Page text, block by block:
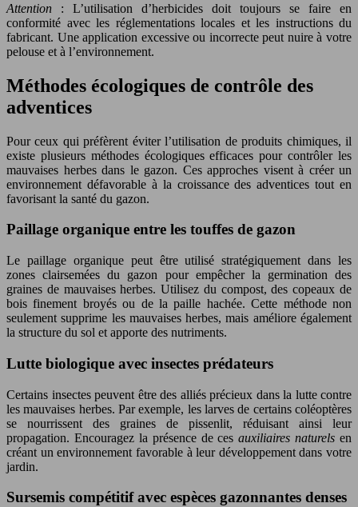
Attention : L’utilisation d’herbicides doit toujours se faire en
conformité avec les réglementations locales et les instructions du
fabricant. Une application excessive ou incorrecte peut nuire à votre
pelouse et à l’environnement.
Méthodes écologiques de contrôle des
adventices
Pour ceux qui préfèrent éviter l’utilisation de produits chimiques, il
existe plusieurs méthodes écologiques efficaces pour contrôler les
mauvaises herbes dans le gazon. Ces approches visent à créer un
environnement défavorable à la croissance des adventices tout en
favorisant la santé du gazon.
Paillage organique entre les touffes de gazon
Le paillage organique peut être utilisé stratégiquement dans les
zones clairsemées du gazon pour empêcher la germination des
graines de mauvaises herbes. Utilisez du compost, des copeaux de
bois finement broyés ou de la paille hachée. Cette méthode non
seulement supprime les mauvaises herbes, mais améliore également
la structure du sol et apporte des nutriments.
Lutte biologique avec insectes prédateurs
Certains insectes peuvent être des alliés précieux dans la lutte contre
les mauvaises herbes. Par exemple, les larves de certains coléoptères
se nourrissent des graines de pissenlit, réduisant ainsi leur
propagation. Encouragez la présence de cesauxiliaires naturels en
créant un environnement favorable à leur développement dans votre
jardin.
Sursemis compétitif avec espèces gazonnantes denses